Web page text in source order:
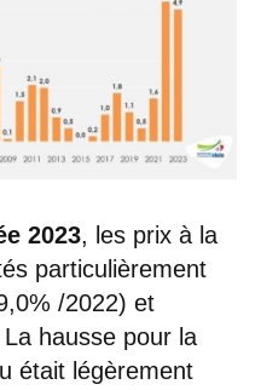
2023, les prix à la
particulièrement
/2022) et
La hausse pour la
était légèrement